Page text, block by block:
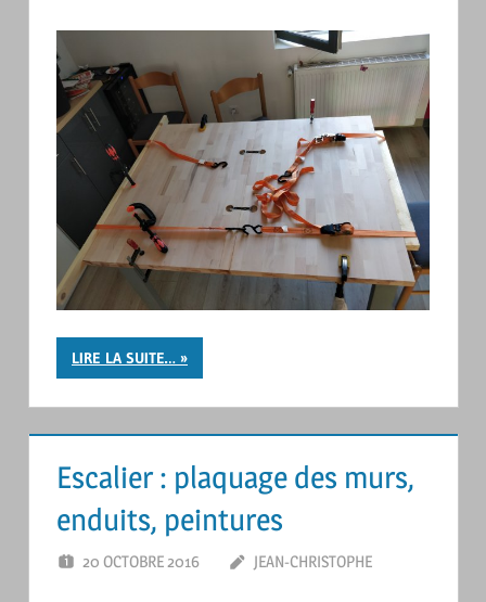
LIRE LA SUITE…
Escalier : plaquage des murs,
enduits, peintures
20 OCTOBRE 2016 JEAN-CHRISTOPHE